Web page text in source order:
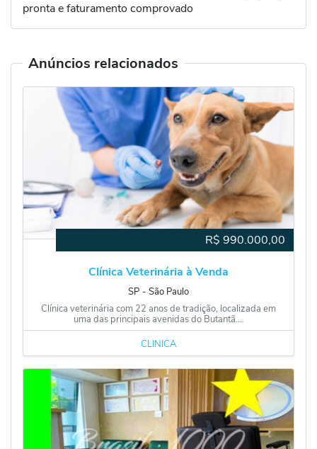
pronta e faturamento comprovado
Anúncios relacionados
R$ 990.000,00
Clínica Veterinária à Venda
SP ‐ São Paulo
Clínica veterinária com 22 anos de tradição, localizada em
uma das principais avenidas do Butantã....
CLÍNICA